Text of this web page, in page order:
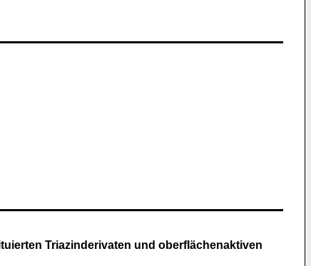
Triazinderivaten und oberflächenaktiven